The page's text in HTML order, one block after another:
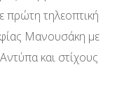
τηλεοπτική
Μανουσάκη με
και στίχους